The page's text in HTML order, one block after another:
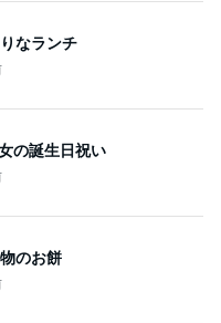
なランチ
の誕生日祝い
のお餅